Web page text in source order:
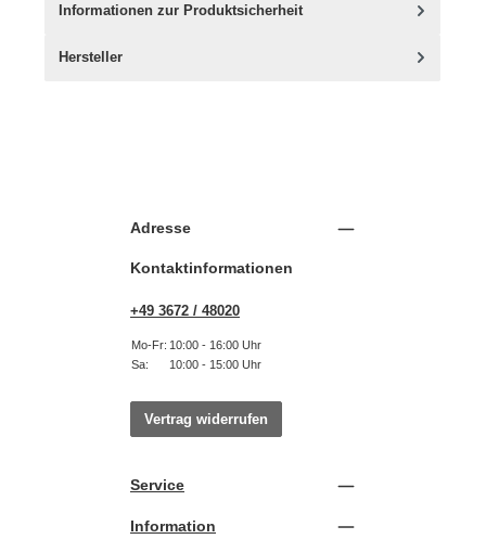
Informationen zur Produktsicherheit
Hersteller
Adresse
Kontaktinformationen
+49 3672 / 48020
Mo-Fr: 10:00 - 16:00 Uhr
Sa:
10:00 - 15:00 Uhr
Vertrag widerrufen
Service
Information